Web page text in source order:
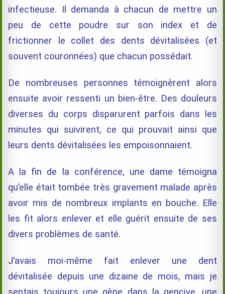
infectieuse. Il demanda à chacun de mettre un
peu de cette poudre sur son index et de
frictionner le collet des dents dévitalisées (et
souvent couronnées) que chacun possédait.
De nombreuses personnes témoignèrent alors
ensuite avoir ressenti un bien-être. Des douleurs
diverses du corps disparurent parfois dans les
minutes qui suivirent, ce qui prouvait ainsi que
leurs dents dévitalisées les empoisonnaient.
A la fin de la conférence, une dame témoigna
qu’elle était tombée très gravement malade après
avoir mis de nombreux implants en bouche. Elle
les fit alors enlever et elle guérit ensuite de ses
divers problèmes de santé.
J’avais moi-même fait enlever une dent
dévitalisée depuis une dizaine de mois, mais je
sentais toujours une gène dans la gencive, une